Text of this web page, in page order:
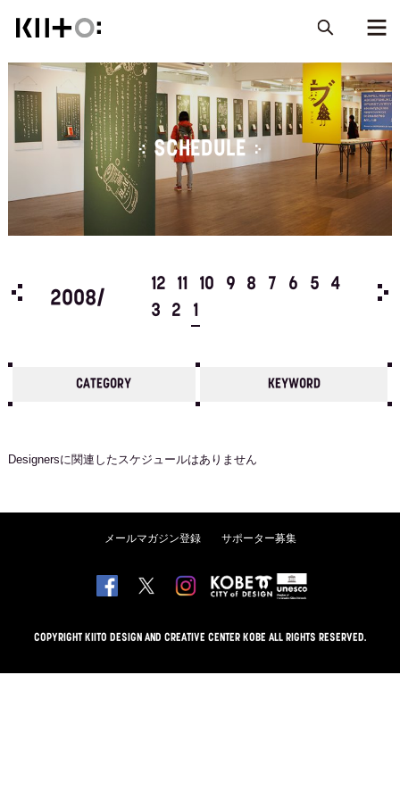
SCHEDULE
4
2008/
12 11 10 9 8 7 6 5
4
3
2 1
CATEGORY KEYWORD
Designersに関連したスケジュールはありません
メールマガジン登録 サポーター募集
COPYRIGHT KIITO DESIGN AND CREATIVE CENTER KOBE ALL RIGHTS RESERVED.